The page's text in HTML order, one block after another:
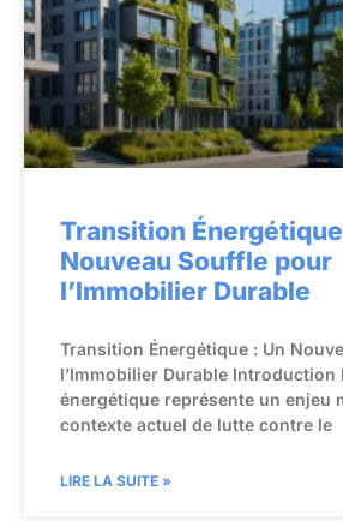
Transition
Nouveau Souffle pour
l’Immobilier Durable
Transition Énergétique : Un
l’Immobilier Durable Introduction
énergétique représente un enjeu
contexte actuel de lutte contre le
LIRE LA SUITE »